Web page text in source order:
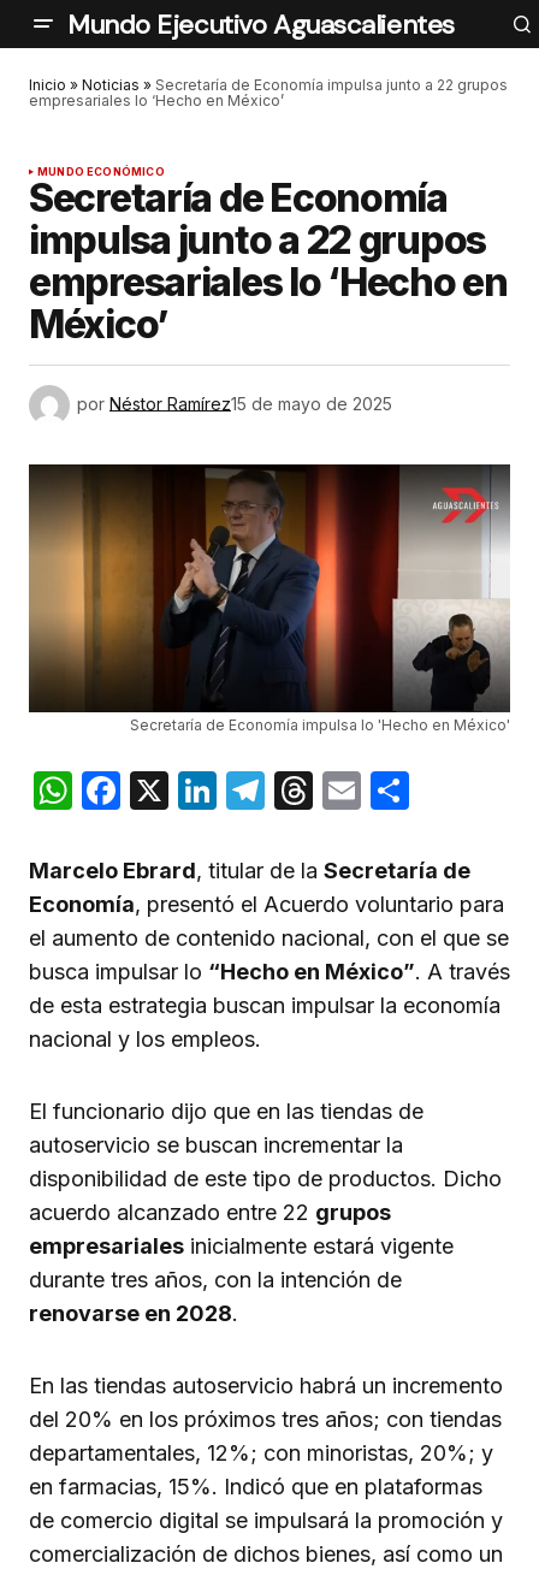
Mundo Ejecutivo Aguascalientes
Inicio » Noticias » Secretaría de Economía impulsa junto a 22 grupos
empresariales lo ‘Hecho en México’
MUNDO ECONÓMICO
Secretaría de Economía
impulsa junto a 22 grupos
empresariales lo ‘Hecho en
México’
por Néstor Ramírez15 de mayo de 2025
Secretaría de Economía impulsa lo 'Hecho en México'
WhatsApp
Facebook
X LinkedIn
Telegram
Threads
Email
Marcelo Ebrard, titular de la Secretaría de
Economía, presentó el Acuerdo voluntario para
el aumento de contenido nacional, con el que se
busca impulsar lo “Hecho en México”. A través
de esta estrategia buscan impulsar la economía
nacional y los empleos.
El funcionario dijo que en las tiendas de
autoservicio se buscan incrementar la
disponibilidad de este tipo de productos. Dicho
acuerdo alcanzado entre 22 grupos
empresariales inicialmente estará vigente
durante tres años, con la intención de
renovarse en 2028.
En las tiendas autoservicio habrá un incremento
del 20% en los próximos tres años; con tiendas
departamentales, 12%; con minoristas, 20%; y
en farmacias, 15%. Indicó que en plataformas
de comercio digital se impulsará la promoción y
comercialización de dichos bienes, así como un